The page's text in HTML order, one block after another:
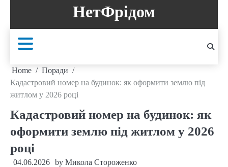
content
НетФрідом
Home
Поради
Кадастровий номер на будинок: як оформити землю під
житлом у 2026 році
Кадастровий номер на будинок: як
оформити землю під житлом у 2026
році
04.06.2026 by Микола Стороженко